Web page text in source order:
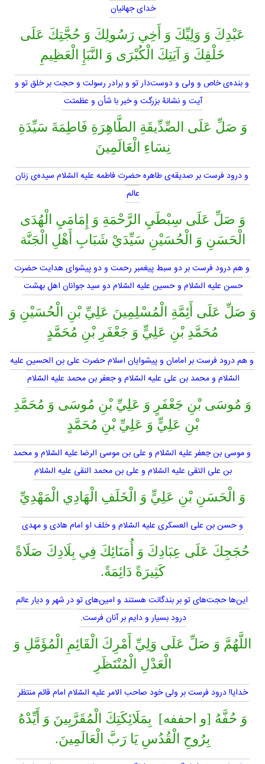
خداى جهانيان
عَبْدِكَ وَ وَلِيِّكَ وَ أَخِي رَسُولِكَ وَ حُجَّتِكَ عَلَى
خَلْقِكَ وَ آيَتِكَ الْكُبْرَى وَ النَّبَإِ الْعَظِيمِ
و بنده‌ى خاص و ولى و دوست‌دار تو و برادر رسولت و حجت بر خلق تو و
آيت و نشانۀ بزرگت و خبر با شأن و عظمتت
وَ صَلِّ عَلَى الصِّدِّيقَةِ الطَّاهِرَةِ فَاطِمَةَ سَيِّدَةِ
نِسَاءِ الْعَالَمِينَ
و درود فرست بر صديقه‌ى طاهره حضرت فاطمه عليه السّلام سيده‌ى زنان
عالم
وَ صَلِّ عَلَى سِبْطَيِ الرَّحْمَةِ وَ إِمَامَيِ الْهُدَى
الْحَسَنِ وَ الْحُسَيْنِ سَيِّدَيْ شَبَابِ أَهْلِ الْجَنَّة
و هم درود فرست بر دو سبط پيغمبر رحمت و دو پيشواى هدايت حضرت
حسن عليه السّلام و حسين عليه السّلام دو سيد جوانان اهل بهشت
وَ صَلِّ عَلَى أَئِمَّةِ الْمُسْلِمِينَ عَلِيِّ بْنِ الْحُسَيْنِ وَ
مُحَمَّدِ بْنِ عَلِيٍّ وَ جَعْفَرِ بْنِ مُحَمَّدٍ
و هم درود فرست بر امامان و پيشوايان اسلام حضرت على بن الحسين عليه
السّلام و محمد بن على عليه السّلام و جعفر بن محمد عليه السّلام
وَ مُوسَى بْنِ جَعْفَرٍ وَ عَلِيِّ بْنِ مُوسَى وَ مُحَمَّدِ
بْنِ عَلِيٍّ وَ عَلِيِّ بْنِ مُحَمَّدٍ
و موسى بن جعفر عليه السّلام و على بن موسى الرضا عليه السّلام و محمد
بن على التقى عليه السّلام و على بن محمد النقى عليه السّلام
وَ الْحَسَنِ بْنِ عَلِيٍّ وَ الْخَلَفِ الْهَادِي الْمَهْدِيِّ
و حسن بن على العسكرى عليه السّلام و خلف او امام هادى و مهدى
حُجَجِكَ عَلَى عِبَادِكَ وَ أُمَنَائِكَ فِي بِلَادِكَ صَلَاةً
كَثِيرَةً دَائِمَةً.
اين‌ها حجت‌هاى تو بر بندگانت هستند و امين‌هاى تو در شهر و ديار عالم
درود بسيار و دايم بر آنان فرست.
اللَّهُمَّ وَ صَلِّ عَلَى وَلِيِّ أَمْرِكَ الْقَائِمِ الْمُؤَمَّلِ وَ
الْعَدْلِ الْمُنْتَظَرِ
خدايا! درود فرست بر ولى خود صاحب الامر عليه السّلام امام قائم منتظر
وَ حُفَّهُ [و احففه] بِمَلَائِكَتِكَ الْمُقَرَّبِينَ وَ أَيِّدْهُ
بِرُوحِ الْقُدُسِ يَا رَبَّ الْعَالَمِينَ.